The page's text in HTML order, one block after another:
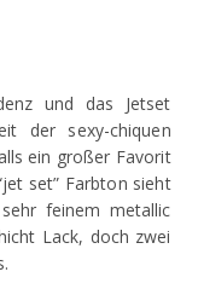
und das Jetset
der sexy-chiquen
ein großer Favorit
set” Farbton sieht
feinem metallic
Lack, doch zwei